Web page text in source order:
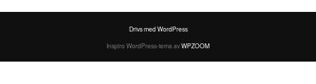
Drivs med WordPress
Inspiro WordPress-tema avWPZOOM